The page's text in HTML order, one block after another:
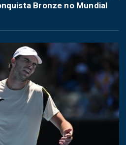
Bronze no Mundial